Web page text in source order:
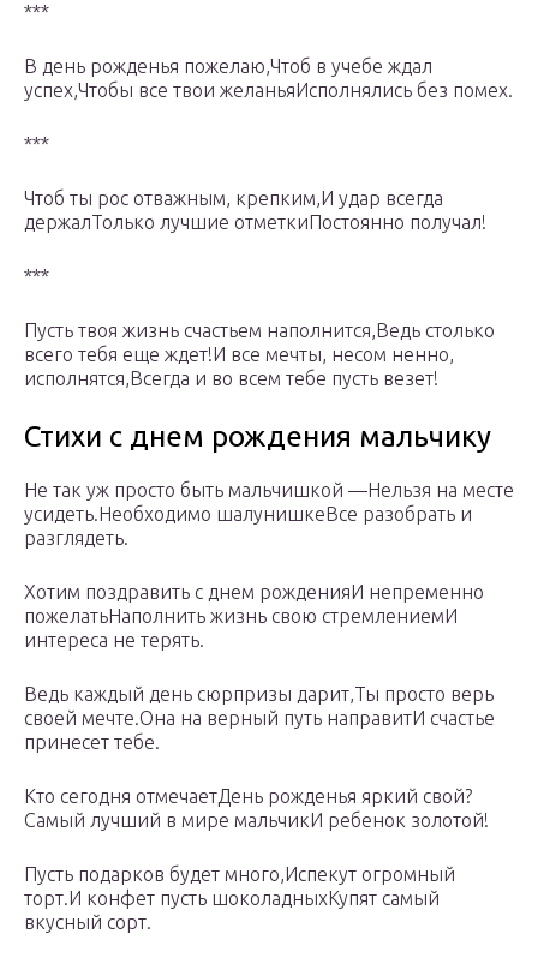
***
В день рожденья пожелаю,Чтоб в учебе ждал
успех,Чтобы все твои желаньяИсполнялись без помех.
***
Чтоб ты рос отважным, крепким,И удар всегда
держалТолько лучшие отметкиПостоянно получал!
***
Пусть твоя жизнь счастьем наполнится,Ведь столько
всего тебя еще ждет!И все мечты, несом ненно,
исполнятся,Всегда и во всем тебе пусть везет!
Стихи с днем рождения мальчику
Не так уж просто быть мальчишкой —Нельзя на месте
усидеть.Необходимо шалунишкеВсе разобрать и
разглядеть.
Хотим поздравить с днем рожденияИ непременно
пожелатьНаполнить жизнь свою стремлениемИ
интереса не терять.
Ведь каждый день сюрпризы дарит,Ты просто верь
своей мечте.Она на верный путь направитИ счастье
принесет тебе.
Кто сегодня отмечаетДень рожденья яркий свой?
Самый лучший в мире мальчикИ ребенок золотой!
Пусть подарков будет много,Испекут огромный
торт.И конфет пусть шоколадныхКупят самый
вкусный сорт.